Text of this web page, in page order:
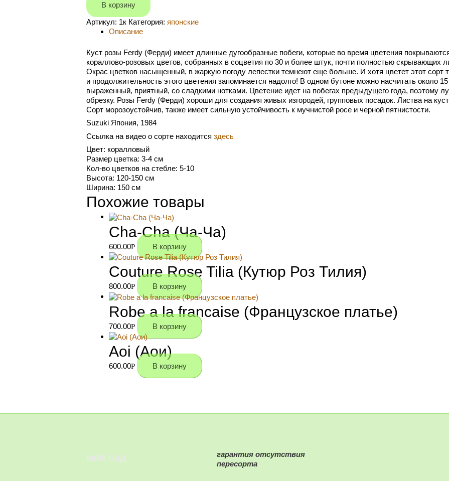
В корзину
Артикул: 1к Категория: японские
Описание
Куст розы Ferdy (Ферди) имеет длинные дугообразные побеги, которые во время цветения
кораллово-розовых цветов, собранных в соцветия по 30 и более штук, почти полностью скрывающих
Окрас цветков насыщенный, в жаркую погоду лепестки темнеют еще больше. И хотя цветет этот сорт
и продолжительность этого цветения запоминается надолго! В одном бутоне можно насчитать около
выраженный, приятный, со сладкими нотками. Цветение идет на побегах предыдущего года, поэтому
обрезку. Розы Ferdy (Ферди) хороши для создания живых изгородей, групповых посадок. Листва на
Сорт морозоустойчив, также имеет сильную устойчивость к мучнистой росе и черной пятнистости.
Suzuki Япония, 1984
Ссылка на видео о сорте находится здесь
Цвет: коралловый
Размер цветка: 3-4 см
Кол-во цветков на стебле: 5-10
Высота: 120-150 см
Ширина: 150 см
Похожие товары
Cha-Cha (Ча-Ча)
600.00Р В корзину
Couture Rose Tilia (Кутюр Роз Тилия)
800.00Р В корзину
Robe a la francaise (Французское платье)
700.00Р В корзину
Aoi (Аои)
600.00Р В корзину
мой сад
гарантия отсутствия
пересорта